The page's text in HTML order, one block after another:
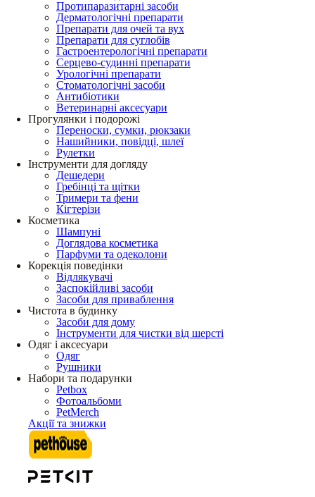
Протипаразитарні засоби
Дерматологічні препарати
Препарати для очей та вух
Препарати для суглобів
Гастроентерологічні препарати
Серцево-судинні препарати
Урологічні препарати
Стоматологічні засоби
Антибіотики
Ветеринарні аксесуари
Прогулянки і подорожі
Переноски, сумки, рюкзаки
Нашийники, повідці, шлеї
Рулетки
Інструменти для догляду
Дешедери
Гребінці та щітки
Тримери та фени
Кігтерізи
Косметика
Шампуні
Доглядова косметика
Парфуми та одеколони
Корекція поведінки
Відлякувачі
Заспокійливі засоби
Засоби для приваблення
Чистота в будинку
Засоби для дому
Інструменти для чистки від шерсті
Одяг і аксесуари
Одяг
Рушники
Набори та подарунки
Petbox
Фотоальбоми
PetMerch
Акції та знижки